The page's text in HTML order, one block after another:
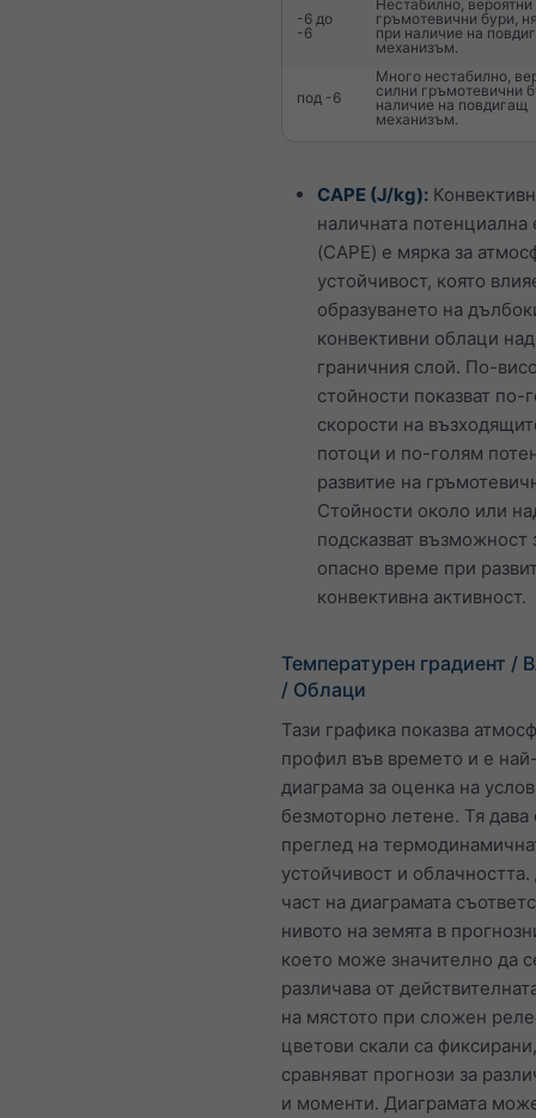
-6 до
-6
Нестабилно, вероятни
гръмотевични бури,
при наличие на
механизъм.
под -6
Много нестабилно,
силни гръмотевични
наличие на повдигащ
механизъм.
CAPE (J/kg):
наличната потенциална
(CAPE) е мярка за
устойчивост, която
образуването на
конвективни облаци над
граничния слой. По-
стойности показват по-
скорости на
потоци и по-голям
развитие на
Стойности около или
подсказват възможност
опасно време при
конвективна активност.
Температурен градиент /
/ Облаци
Тази графика показва
профил във времето и е
диаграма за оценка на
безмоторно летене. Тя
преглед на
устойчивост и
част на диаграмата
нивото на земята в
което може значително да
различава от
на мястото при сложен
цветови скали са
сравняват прогнози за
и моменти. Диаграмата